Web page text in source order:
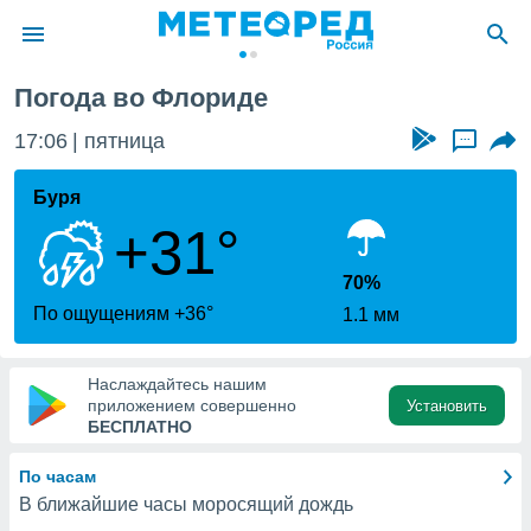
о
Вы можете
к этому
доступ
Погода во Флориде
17:06 пятница ...
Буря
+31°
По ощущениям +36°
70%
1.1 мм
Наслаждайтесь нашим
приложением совершенно
БЕСПЛАТНО
Установить
По часам
В ближайшие часы моросящий дождь